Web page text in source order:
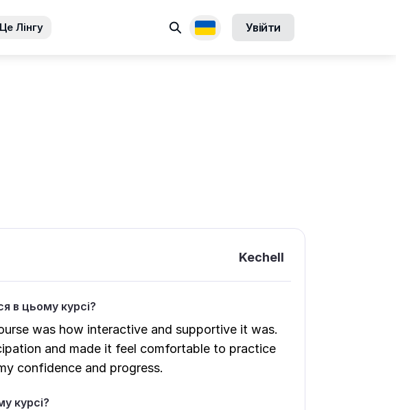
Це Лінгу Пошук
Доступні переклади
Увійти
Kechell
в цьому курсі?
was how interactive and supportive it was.
and made it feel comfortable to practice
confidence and progress.
курсі?